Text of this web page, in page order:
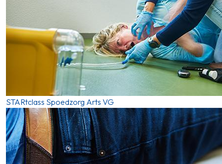
STARtclass Spoedzorg Arts VG